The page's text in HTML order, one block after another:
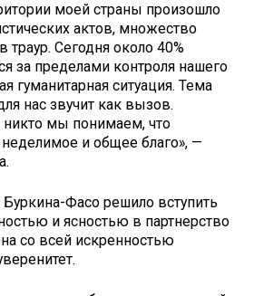
моей страны произошло
актов, множество
траур. Сегодня около 40%
за пределами контроля нашего
гуманитарная ситуация. Тема
нас звучит как вызов.
никто мы понимаем, что
и общее благо», —
Фасо решило вступить
и ясностью в партнерство
со всей искренностью